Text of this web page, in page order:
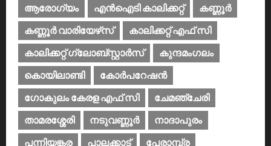
ആരോഗ്യം
എൻഐടി കാലിക്കറ്റ്
കണ്ണൂര്‍
കണ്ണൂര്‍ വാരിയേഴ്‌സ്
കാലിക്കറ്റ് എഫ് സി
കാലിക്കറ്റ് ഗ്ലോബ്സ്റ്റാർസ്
കുന്ദമംഗലം
കൊയിലാണ്ടി
കോര്‍പറേഷന്‍
ഗോകുലം കേരള എഫ് സി
ചേമഞ്ചേരി
താമരശ്ശേരി
നടുവണ്ണൂര്‍
നാദാപുരം
പന്നിയങ്കര
പാലക്കാട്‌
പേരാമ്പ്ര